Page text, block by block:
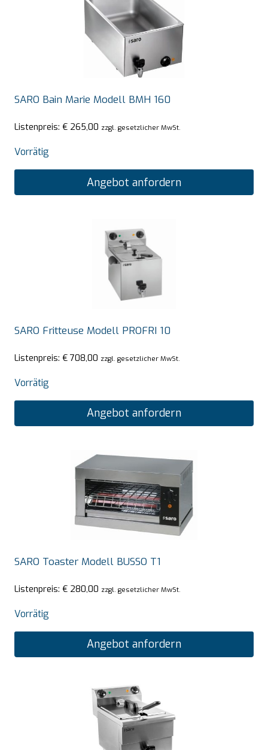
SARO Bain Marie Modell BMH 160
Listenpreis: € 265,00 zzgl. gesetzlicher MwSt.
Vorrätig
Angebot anfordern
SARO Fritteuse Modell PROFRI 10
Listenpreis: € 708,00 zzgl. gesetzlicher MwSt.
Vorrätig
Angebot anfordern
SARO Toaster Modell BUSSO T1
Listenpreis: € 280,00 zzgl. gesetzlicher MwSt.
Vorrätig
Angebot anfordern